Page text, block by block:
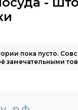
пока пусто.
замечательными